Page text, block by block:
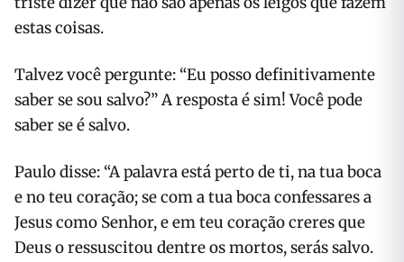
estas coisas.
Talvez você pergunte: “Eu posso definitivamente
saber se sou salvo?” A resposta é sim! Você pode
saber se é salvo.
Paulo disse: “A palavra está perto de ti, na tua boca
e no teu coração; se com a tua boca confessares a
Jesus como Senhor, e em teu coração creres que
Deus o ressuscitou dentre os mortos, serás salvo.